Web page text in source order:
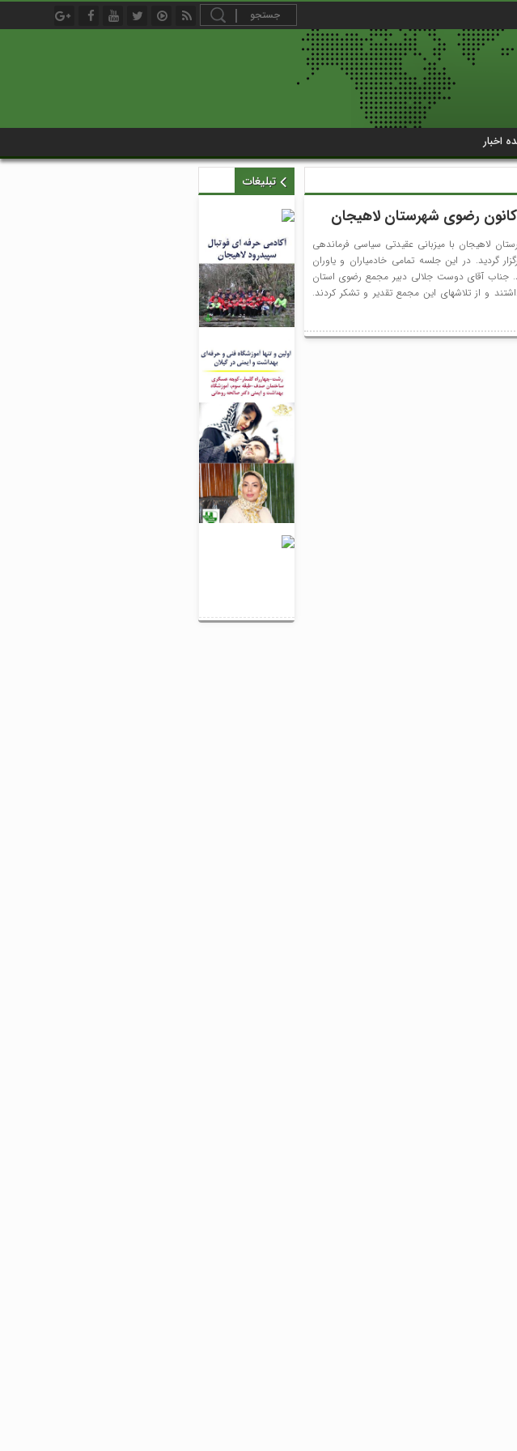
اخبار
رضوی شهرستان لاهیجان
لاهیجان با میزبانی عقیدتی سیاسی فرماندهی
گردید. در این جلسه تمامی خادمیاران و یاوران
جناب آقای دوست جلالی دبیر مجمع رضوی استان
و از تلاشهای این مجمع تقدیر و تشکر کردند.
تبلیغات